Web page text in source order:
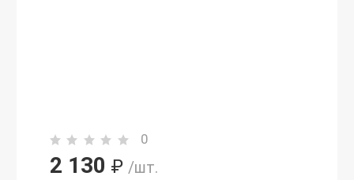
0
2 130 ₽ /шт.